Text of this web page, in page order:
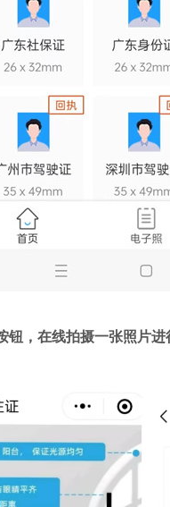
钮，在线拍摄一张照片